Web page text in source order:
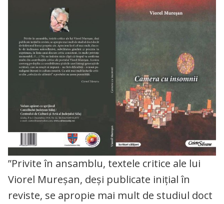
”Privite în ansamblu, textele critice ale lui
Viorel Mureșan, deși publicate inițial în
reviste, se apropie mai mult de studiul doct